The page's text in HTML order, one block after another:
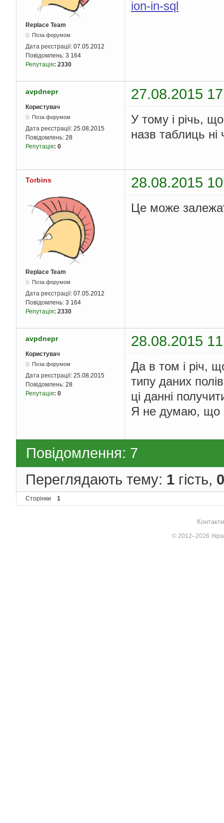
Replace Team
Поза форумом
Дата реєстрації: 07.05.2012
Повідомлень: 3 164
Репутація: 2330
ion-in-sql
avpdnepr 27.08.2015
Користувач
Поза форумом
Дата реєстрації: 25.08.2015
Повідомлень: 28
Репутація: 0
У тому і річь,
назв таблиць ні
Torbins 28.08.2015
Replace Team
Поза форумом
Дата реєстрації: 07.05.2012
Повідомлень: 3 164
Репутація: 2330
Це може
avpdnepr 28.08.2015
Користувач
Поза форумом
Дата реєстрації: 25.08.2015
Повідомлень: 28
Репутація: 0
Да в том і річ,
типу даних
ці данні
Я не думаю, що
Повідомлення: 7
Переглядають тему: 1 гість, 0
Сторінки 1
© 2012–2026